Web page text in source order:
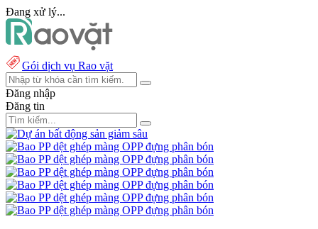
Đang xử lý...
Gói dịch vụ Rao vặt
Đăng nhập
Đăng tin